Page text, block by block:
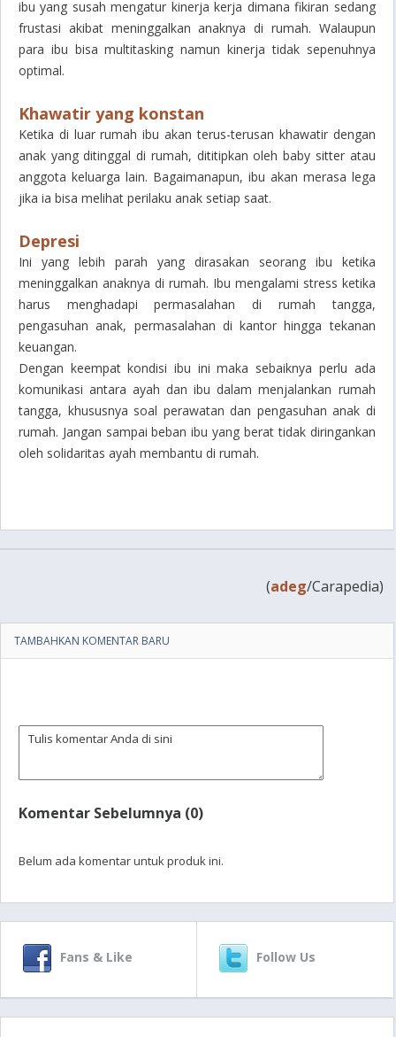
ibu yang susah mengatur kinerja kerja dimana fikiran sedang
frustasi akibat meninggalkan anaknya di rumah. Walaupun
para ibu bisamultitasking namun kinerja tidak sepenuhnya
optimal.
Khawatir yang konstan
Ketika di luar rumah ibu akan terus-terusan khawatir dengan
anak yang ditinggal di rumah, dititipkan oleh baby sitter atau
anggota keluarga lain. Bagaimanapun, ibu akan merasa lega
jika ia bisa melihat perilaku anak setiap saat.
Depresi
Ini yang lebih parah yang dirasakan seorang ibu ketika
meninggalkan anaknya di rumah. Ibu mengalami stress ketika
harus menghadapi permasalahan di rumah tangga,
pengasuhan anak, permasalahan di kantor hingga tekanan
keuangan.
Dengan keempat kondisi ibu ini maka sebaiknya perlu ada
komunikasi antara ayah dan ibu dalam menjalankan rumah
tangga, khususnya soal perawatan dan pengasuhan anak di
rumah. Jangan sampai beban ibu yang berat tidak diringankan
oleh solidaritas ayah membantu di rumah.
(adeg/Carapedia)
TAMBAHKAN KOMENTAR BARU
Komentar Sebelumnya (0)
Belum ada komentar untuk produk ini.
Fans & Like Follow Us